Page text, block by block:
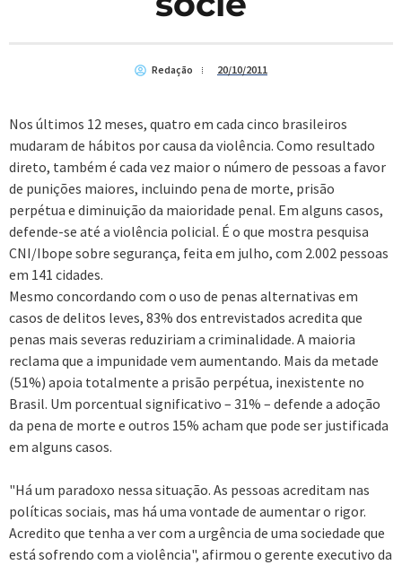
Redação 20/10/2011
Nos últimos 12 meses, quatro em cada cinco brasileiros
mudaram de hábitos por causa da violência. Como resultado
direto, também é cada vez maior o número de pessoas a favor
de punições maiores, incluindo pena de morte, prisão
perpétua e diminuição da maioridade penal. Em alguns casos,
defende-se até a violência policial. É o que mostra pesquisa
CNI/Ibope sobre segurança, feita em julho, com 2.002 pessoas
em 141 cidades.
Mesmo concordando com o uso de penas alternativas em
casos de delitos leves, 83% dos entrevistados acredita que
penas mais severas reduziriam a criminalidade. A maioria
reclama que a impunidade vem aumentando. Mais da metade
(51%) apoia totalmente a prisão perpétua, inexistente no
Brasil. Um porcentual significativo – 31% – defende a adoção
da pena de morte e outros 15% acham que pode ser justificada
em alguns casos.
"Há um paradoxo nessa situação. As pessoas acreditam nas
políticas sociais, mas há uma vontade de aumentar o rigor.
Acredito que tenha a ver com a urgência de uma sociedade que
está sofrendo com a violência", afirmou o gerente executivo da